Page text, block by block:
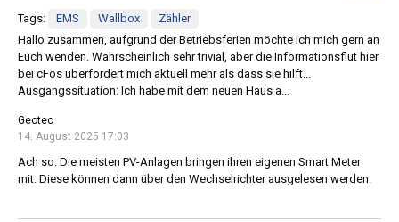
Tags: EMS Wallbox
Zähler
Hallo zusammen, aufgrund der Betriebsferien möchte ich mich gern an
Euch wenden. Wahrscheinlich sehr trivial, aber die Informationsflut hier
bei cFos überfordert mich aktuell mehr als dass sie hilft...
Ausgangssituation: Ich habe mit dem neuen Haus a...
Geotec
14. August 2025 17:03
Ach so. Die meisten PV-Anlagen bringen ihren eigenen Smart Meter
mit. Diese können dann über den Wechselrichter ausgelesen werden.